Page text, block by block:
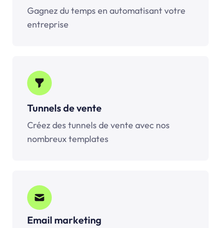
Gagnez du temps en automatisant votre
entreprise
Tunnels de vente
Créez des tunnels de vente avec nos
nombreux templates
Email marketing